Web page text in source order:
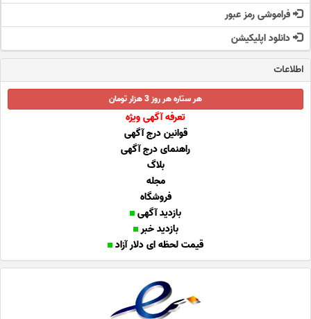
فراموشی رمز عبور
دانلود اپلیکیشن
اطلاعات
هر ستاره هر روز 3 هزار تومان
تعرفه آگهی ویژه
قوانین درج آگهی
راهنمای درج آگهی
بلاگ
مجله
فروشگاه
بازدید آگهی
بازدید خبر
قیمت لحظه ای دلار آزاد